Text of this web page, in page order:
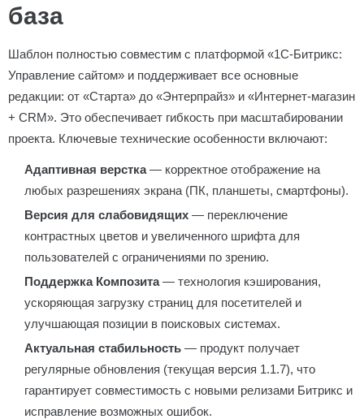
база
Шаблон полностью совместим с платформой «1С-Битрикс:
Управление сайтом» и поддерживает все основные
редакции: от «Старта» до «Энтерпрайз» и «Интернет-магазин
+ CRM». Это обеспечивает гибкость при масштабировании
проекта. Ключевые технические особенности включают:
Адаптивная верстка— корректное отображение на
любых разрешениях экрана (ПК, планшеты, смартфоны).
Версия для слабовидящих — переключение
контрастных цветов и увеличенного шрифта для
пользователей с ограничениями по зрению.
Поддержка Композита— технология кэширования,
ускоряющая загрузку страниц для посетителей и
улучшающая позиции в поисковых системах.
Актуальная стабильность — продукт получает
регулярные обновления (текущая версия 1.1.7), что
гарантирует совместимость с новыми релизами Битрикс и
исправление возможных ошибок.